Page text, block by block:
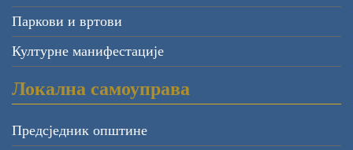
Паркови и вртови
Културне манифестације
Локална самоуправа
Предсједник општине